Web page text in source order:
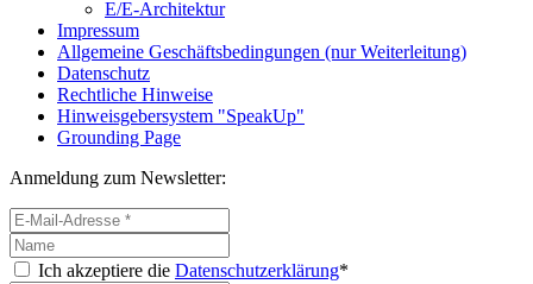
E/E-Architektur
Impressum
Allgemeine Geschäftsbedingungen (nur Weiterleitung)
Datenschutz
Rechtliche Hinweise
Hinweisgebersystem "SpeakUp"
Grounding Page
Anmeldung zum Newsletter:
Ich akzeptiere die Datenschutzerklärung*